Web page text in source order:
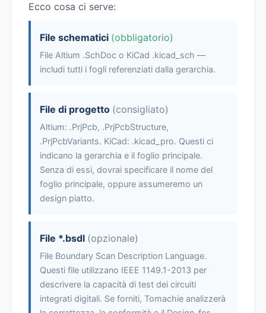
Ecco cosa ci serve:
File schematici (obbligatorio)
File Altium .SchDoc o KiCad .kicad_sch —
includi tutti i fogli referenziati dalla gerarchia.
File di progetto (consigliato)
Altium: .PrjPcb, .PrjPcbStructure,
.PrjPcbVariants. KiCad: .kicad_pro. Questi ci
indicano la gerarchia e il foglio principale.
Senza di essi, dovrai specificare il nome del
foglio principale, oppure assumeremo un
design piatto.
File *.bsdl (opzionale)
File Boundary Scan Description Language.
Questi file utilizzano IEEE 1149.1-2013 per
descrivere la capacità di test dei circuiti
integrati digitali. Se forniti, Tomachie analizzerà